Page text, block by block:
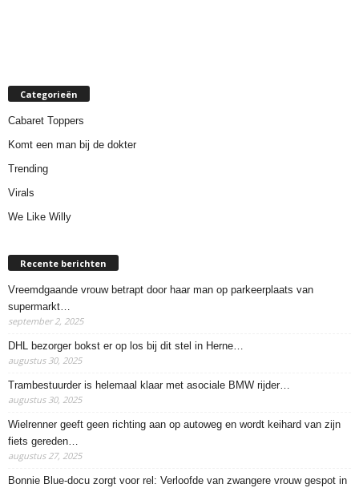
Categorieën
Cabaret Toppers
Komt een man bij de dokter
Trending
Virals
We Like Willy
Recente berichten
Vreemdgaande vrouw betrapt door haar man op parkeerplaats van
supermarkt…
september 2, 2025
DHL bezorger bokst er op los bij dit stel in Herne…
augustus 30, 2025
Trambestuurder is helemaal klaar met asociale BMW rijder…
augustus 30, 2025
Wielrenner geeft geen richting aan op autoweg en wordt keihard van zijn
fiets gereden…
augustus 27, 2025
Bonnie Blue-docu zorgt voor rel: Verloofde van zwangere vrouw gespot in